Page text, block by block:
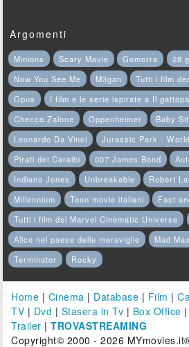
Argomenti
Minions Scary Movie Gomorra
28
Now You See Me
M3gan
Tutti i film
Opus
I film e le serie ispirate a Il
Checco Zalone
Oppenheimer Baby
Leonardo Da Vinci
Jurassic Park - World
Pirati dei Caraibi
007 James Bond
Indiana Jones
Unbreakable Robert
Millennium
Teen movie italiani
Fast
Tutti i film del Marvel Cinematic Universe
Alice nel paese delle meraviglie
Mad Max
Terminator
Rocky
Home | Cinema | Database | Film |
TV | Dvd | Stasera in Tv | Box Office |
Trailer |TROVASTREAMING
Copyright© 2000 - 2026